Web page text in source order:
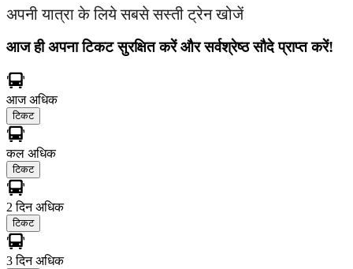
अपनी यात्रा के लिये सबसे सस्ती ट्रेन खोजें
आज ही अपना टिकट सुरक्षित करें और सर्वश्रेष्ठ सौदे प्राप्त करें!
आजअधिक
टिकट
कल अधिक
टिकट
2 दिनअधिक
टिकट
3 दिनअधिक